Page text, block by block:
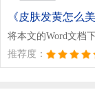
《皮肤发黄怎么美
将本文的Word文档
推荐度：